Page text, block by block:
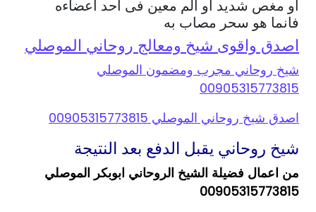
او مغص شديد او الم معين فى احد اعضاءه
فانما هو سحر مصاب به
اصدق واقوى شيخ ومعالج روحاني الموصلي
شيخ روحاني مجرب ومضمون الموصلي
00905315773815
اصدق شيخ روحاني الموصلي 00905315773815
شيخ روحاني يقبل الدفع بعد النتيجة
من اعمال فضيلة الشيخ الروحاني ابوبكر الموصلي
00905315773815